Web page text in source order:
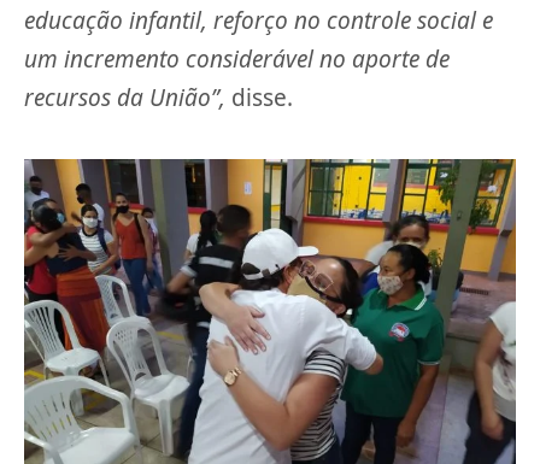
educação infantil, reforço no controle social e
um incremento considerável no aporte de
recursos da União”, disse.